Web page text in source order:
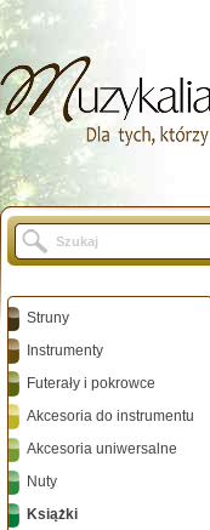
Struny
Instrumenty
Futerały i pokrowce
Akcesoria do instrumentu
Akcesoria uniwersalne
Nuty
Książki